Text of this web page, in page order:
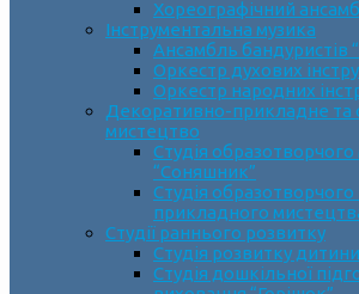
Хореографічний
Інструментальна музика
Ансамбль бандуристів
Оркестр духових
Оркестр народних
Декоративно-прикладне та
мистецтво
Cтудія
“Соняшник”
Студія
прикладного
Студії раннього розвитку
Студія розвитку
Студія дошкільної